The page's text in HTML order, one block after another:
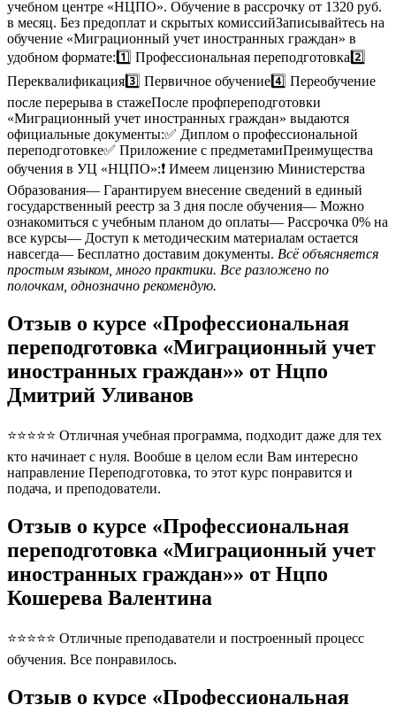
учебном центре «НЦПО». Обучение в рассрочку от 1320 руб.
в месяц. Без предоплат и скрытых комиссийЗаписывайтесь на
обучение «Миграционный учет иностранных граждан» в
удобном формате:1️⃣ Профессиональная переподготовка2️⃣
Переквалификация3️⃣ Первичное обучение4️⃣ Переобучение
после перерыва в стажеПосле профпереподготовки
«Миграционный учет иностранных граждан» выдаются
официальные документы:✅ Диплом о профессиональной
переподготовке✅ Приложение с предметамиПреимущества
обучения в УЦ «НЦПО»:❗️ Имеем лицензию Министерства
Образования— Гарантируем внесение сведений в единый
государственный реестр за 3 дня после обучения— Можно
ознакомиться с учебным планом до оплаты— Рассрочка 0% на
все курсы— Доступ к методическим материалам остается
навсегда— Бесплатно доставим документы. Всё объясняется
простым языком, много практики. Все разложено по
полочкам, однозначно рекомендую.
Отзыв о курсе «Профессиональная
переподготовка «Миграционный учет
иностранных граждан»» от Нцпо
Дмитрий Уливанов
⭐⭐⭐⭐⭐ Отличная учебная программа, подходит даже для тех
кто начинает с нуля. Вообше в целом если Вам интересно
направление Переподготовка, то этот курс понравится и
подача, и преподователи.
Отзыв о курсе «Профессиональная
переподготовка «Миграционный учет
иностранных граждан»» от Нцпо
Кошерева Валентина
⭐⭐⭐⭐⭐ Отличные преподаватели и построенный процесс
обучения. Все понравилось.
Отзыв о курсе «Профессиональная